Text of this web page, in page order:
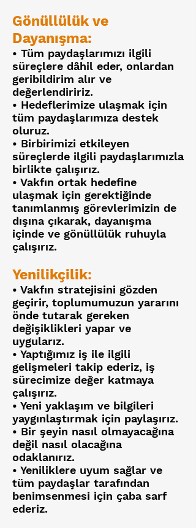
Gönüllülük ve
Dayanışma:
• Tüm paydaşlarımızı ilgili
süreçlere dâhil eder, onlardan
geribildirim alır ve
değerlendiririz.
• Hedeflerimize ulaşmak için
tüm paydaşlarımıza destek
oluruz.
• Birbirimizi etkileyen
süreçlerde ilgili paydaşlarımızla
birlikte çalışırız.
• Vakfın ortak hedefine
ulaşmak için gerektiğinde
tanımlanmış görevlerimizin de
dışına çıkarak, dayanışma
içinde ve gönüllülük ruhuyla
çalışırız.
Yenilikçilik:
• Vakfın stratejisini gözden
geçirir, toplumumuzun yararını
önde tutarak gereken
değişiklikleri yapar ve
uygularız.
• Yaptığımız iş ile ilgili
gelişmeleri takip ederiz, iş
sürecimize değer katmaya
çalışırız.
• Yeni yaklaşım ve bilgileri
yaygınlaştırmak için paylaşırız.
• Bir şeyin nasıl olmayacağına
değil nasıl olacağına
odaklanırız.
• Yeniliklere uyum sağlar ve
tüm paydaşlar tarafından
benimsenmesi için çaba sarf
ederiz.